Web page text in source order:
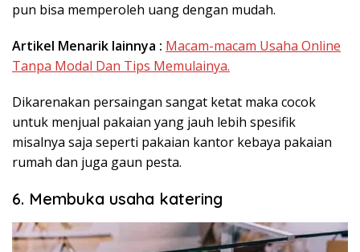
pun bisa memperoleh uang dengan mudah.
Artikel Menarik lainnya : Macam-macam Usaha Online
Tanpa Modal Dan Tips Memulainya.
Dikarenakan persaingan sangat ketat maka cocok
untuk menjual pakaian yang jauh lebih spesifik
misalnya saja seperti pakaian kantor kebaya pakaian
rumah dan juga gaun pesta.
6. Membuka usaha katering